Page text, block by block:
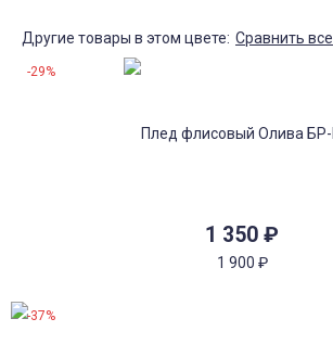
Другие товары в этом цвете: Сравнить все
1 350 ₽
1 900 ₽
-29%
-37%